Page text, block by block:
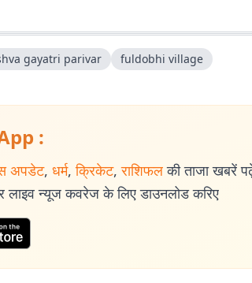
gayatri parivar
fuldobhi village
:
अपडेट, धर्म, क्रिकेट, राशिफल की ताजा खबरें
लाइव न्यूज कवरेज के लिए डाउनलोड करिए